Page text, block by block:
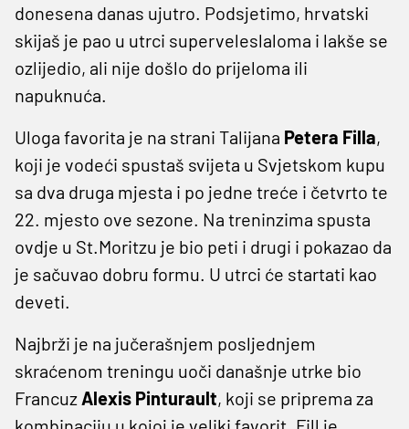
donesena danas ujutro. Podsjetimo, hrvatski
skijaš je pao u utrci superveleslaloma i lakše se
ozlijedio, ali nije došlo do prijeloma ili
napuknuća.
Uloga favorita je na strani Talijana Petera Filla,
koji je vodeći spustaš svijeta u Svjetskom kupu
sa dva druga mjesta i po jedne treće i četvrto te
22. mjesto ove sezone. Na treninzima spusta
ovdje u St.Moritzu je bio peti i drugi i pokazao da
je sačuvao dobru formu. U utrci će startati kao
deveti.
Najbrži je na jučerašnjem posljednjem
skraćenom treningu uoči današnje utrke bio
Francuz Alexis Pinturault, koji se priprema za